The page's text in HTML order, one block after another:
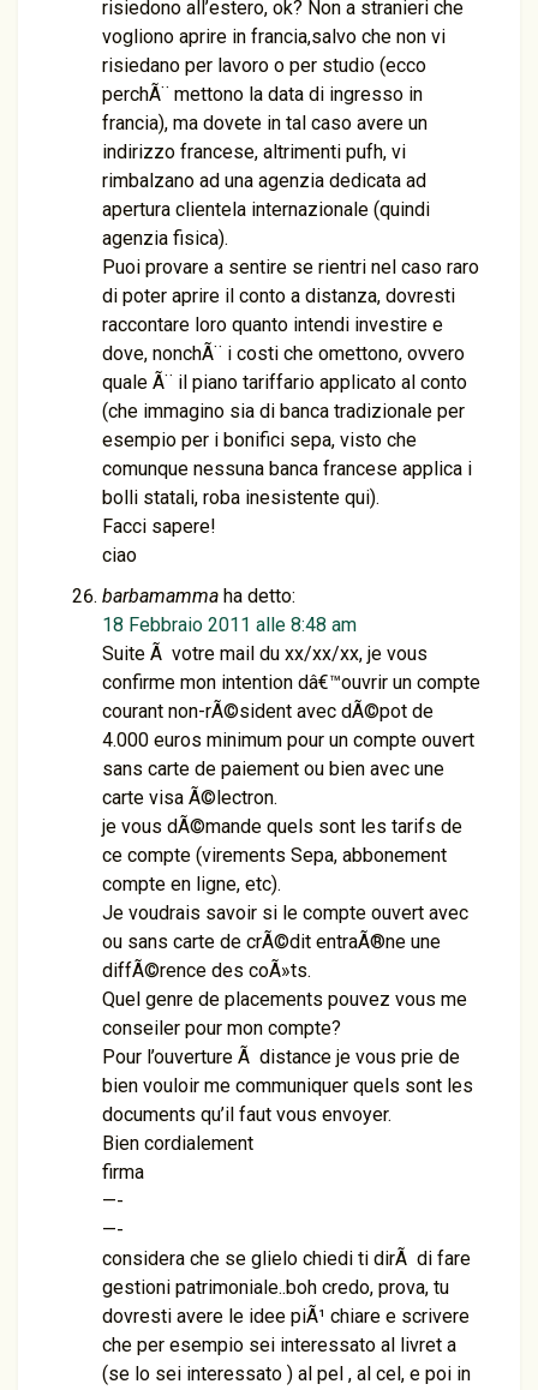
risiedono all’estero, ok? Non a stranieri che
vogliono aprire in francia,salvo che non vi
risiedano per lavoro o per studio (ecco
perchÃ¨ mettono la data di ingresso in
francia), ma dovete in tal caso avere un
indirizzo francese, altrimenti pufh, vi
rimbalzano ad una agenzia dedicata ad
apertura clientela internazionale (quindi
agenzia fisica).
Puoi provare a sentire se rientri nel caso raro
di poter aprire il conto a distanza, dovresti
raccontare loro quanto intendi investire e
dove, nonchÃ¨ i costi che omettono, ovvero
quale Ã¨ il piano tariffario applicato al conto
(che immagino sia di banca tradizionale per
esempio per i bonifici sepa, visto che
comunque nessuna banca francese applica i
bolli statali, roba inesistente qui).
Facci sapere!
ciao
barbamamma ha detto:
18 Febbraio 2011 alle 8:48 am
Suite Ã votre mail du xx/xx/xx, je vous
confirme mon intention dâ€™ouvrir un compte
courant non-rÃ©sident avec dÃ©pot de
4.000 euros minimum pour un compte ouvert
sans carte de paiement ou bien avec une
carte visa Ã©lectron.
je vous dÃ©mande quels sont les tarifs de
ce compte (virements Sepa, abbonement
compte en ligne, etc).
Je voudrais savoir si le compte ouvert avec
ou sans carte de crÃ©dit entraÃ®ne une
diffÃ©rence des coÃ»ts.
Quel genre de placements pouvez vous me
conseiler pour mon compte?
Pour l’ouverture Ã distance je vous prie de
bien vouloir me communiquer quels sont les
documents qu’il faut vous envoyer.
Bien cordialement
firma
—-
—-
considera che se glielo chiedi ti dirÃ di fare
gestioni patrimoniale..boh credo, prova, tu
dovresti avere le idee piÃ¹ chiare e scrivere
che per esempio sei interessato al livret a
(se lo sei interessato ) al pel , al cel, e poi in